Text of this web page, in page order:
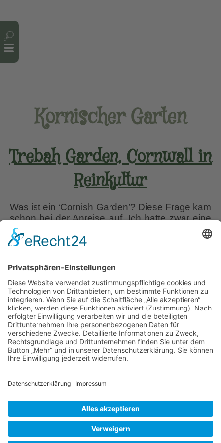
Kornischer Garten
Trebah Garden, Cornwall in
Reinkultur
Was ist ein ‘Cornish Garden’? Diese Frage kam
schon bei der Anreise auf. Ich hatte zwar eine
bestimmte Vorstellung, konnte das meinen
Mitreisenden aber schwer vermitteln. Auf jeden
Landesteil von Großbritannien liegt. Die an
Devon angrenzende Südwestspitze der
Halbinsel ist mit…Trebah
Garden,
Cornwall
in
Reinkultur
Liebe Leser! Ihr könnt euch per E-Mail
informieren lassen, wenn neue Artikel auf
Wurzerlsgarten erscheinen.Folgt dafür einfach
diesem Link und gebt dort eure E-Mailadresse